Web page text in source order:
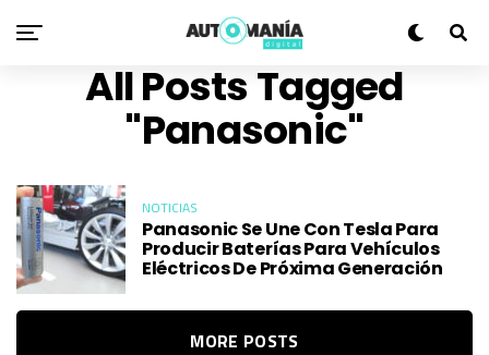
All Posts Tagged
"panasonic"
NOTICIAS
Panasonic Se Une Con Tesla Para
Producir Baterías Para Vehículos
Eléctricos De Próxima Generación
MORE POSTS